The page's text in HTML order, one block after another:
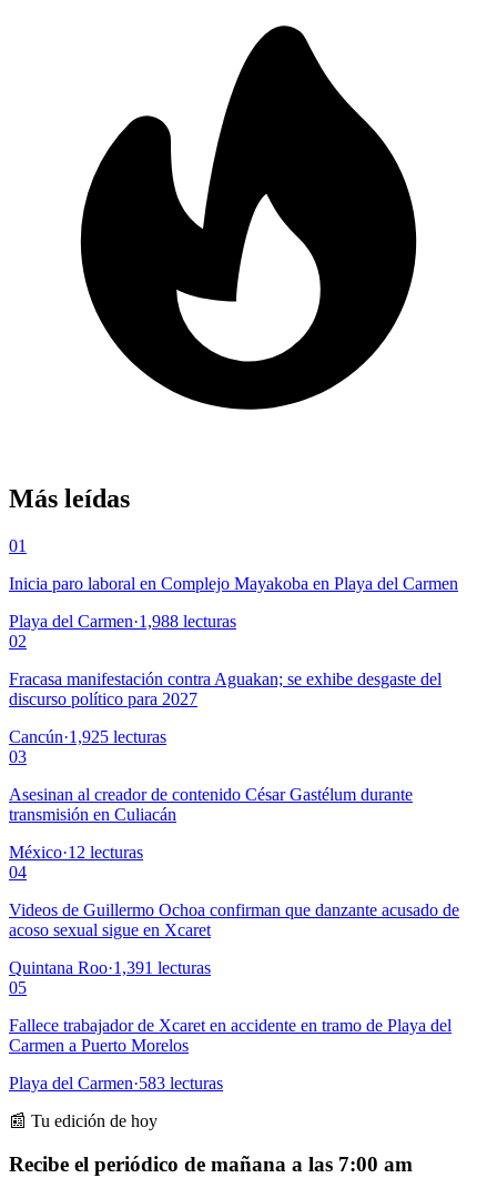
Más leídas
01
Inicia paro laboral en Complejo Mayakoba en Playa del Carmen
Playa del Carmen·1,988 lecturas
02
Fracasa manifestación contra Aguakan; se exhibe desgaste del
discurso político para 2027
Cancún·1,925 lecturas
03
Asesinan al creador de contenido César Gastélum durante
transmisión en Culiacán
México·12 lecturas
04
Videos de Guillermo Ochoa confirman que danzante acusado de
acoso sexual sigue en Xcaret
Quintana Roo·1,391 lecturas
05
Fallece trabajador de Xcaret en accidente en tramo de Playa del
Carmen a Puerto Morelos
Playa del Carmen·583 lecturas
📰 Tu edición de hoy
Recibe el periódico de mañana a las 7:00 am